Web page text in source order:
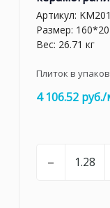
Артикул:
Размер:
Вес: 26.71 кг
Плиток в
4 106.52
–